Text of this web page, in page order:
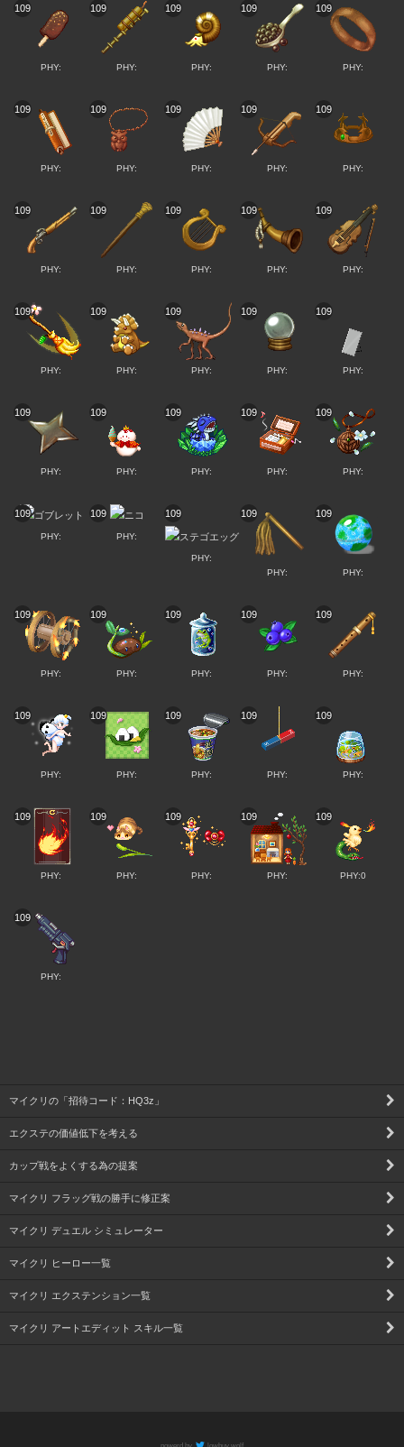
109
PHY:
109
PHY:
109
PHY:
109
PHY:
109
PHY:
109
PHY:
109
PHY:
109
PHY:
109
PHY:
109
PHY:
109
PHY:
109
PHY:
109
PHY:
109
PHY:
109
PHY:
109
PHY:
109
PHY:
109
PHY:
109
PHY:
109
PHY:
109
PHY:
109
PHY:
109
PHY:
109
PHY:
109
PHY:
109
PHY:
109
PHY:
109
PHY:
109
PHY:
109
PHY:
109
PHY:
109
PHY:
109
PHY:
109
PHY:
109
PHY:
109
PHY:
109
PHY:
109
PHY:
109
PHY:
109
PHY:
109
PHY:
109
PHY:
109
PHY:
109
PHY:
109
PHY:0
109
PHY:
マイクリの「招待コード：HQ3z」
エクステの価値低下を考える
カップ戦をよくする為の提案
マイクリ フラッグ戦の勝手に修正案
マイクリ デュエル シミュレーター
マイクリ ヒーロー一覧
マイクリ エクステンション一覧
マイクリ アートエディット スキル一覧